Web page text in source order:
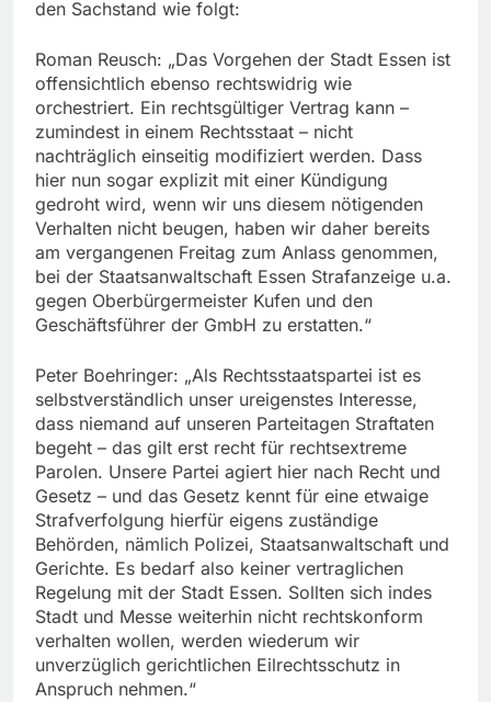
den Sachstand wie folgt:
Roman Reusch: „Das Vorgehen der Stadt Essen ist
offensichtlich ebenso rechtswidrig wie
orchestriert. Ein rechtsgültiger Vertrag kann –
zumindest in einem Rechtsstaat – nicht
nachträglich einseitig modifiziert werden. Dass
hier nun sogar explizit mit einer Kündigung
gedroht wird, wenn wir uns diesem nötigenden
Verhalten nicht beugen, haben wir daher bereits
am vergangenen Freitag zum Anlass genommen,
bei der Staatsanwaltschaft Essen Strafanzeige u.a.
gegen Oberbürgermeister Kufen und den
Geschäftsführer der GmbH zu erstatten.“
Peter Boehringer: „Als Rechtsstaatspartei ist es
selbstverständlich unser ureigenstes Interesse,
dass niemand auf unseren Parteitagen Straftaten
begeht – das gilt erst recht für rechtsextreme
Parolen. Unsere Partei agiert hier nach Recht und
Gesetz – und das Gesetz kennt für eine etwaige
Strafverfolgung hierfür eigens zuständige
Behörden, nämlich Polizei, Staatsanwaltschaft und
Gerichte. Es bedarf also keiner vertraglichen
Regelung mit der Stadt Essen. Sollten sich indes
Stadt und Messe weiterhin nicht rechtskonform
verhalten wollen, werden wiederum wir
unverzüglich gerichtlichen Eilrechtsschutz in
Anspruch nehmen.“